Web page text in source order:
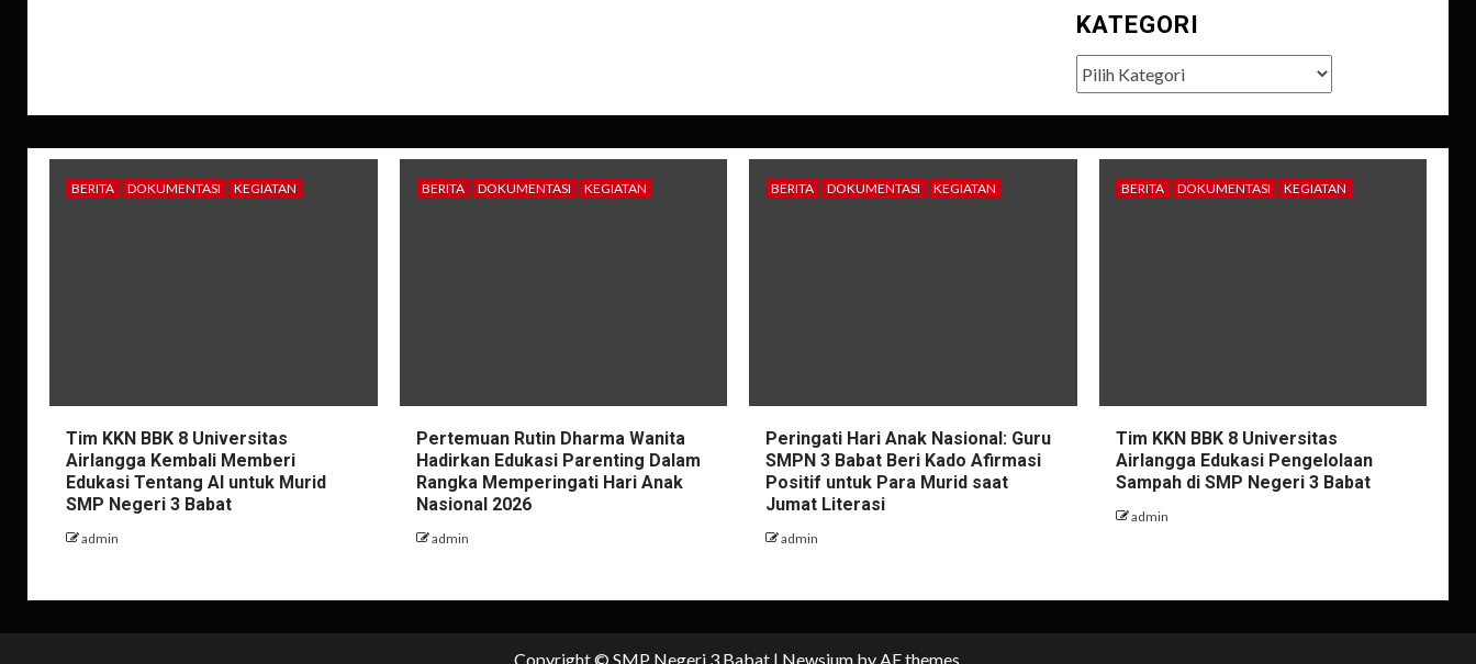
KATEGORI
Kategori
BERITA DOKUMENTASI KEGIATAN
Tim KKN BBK 8 Universitas
Airlangga Kembali Memberi
Edukasi Tentang AI untuk Murid
SMP Negeri 3 Babat
admin
BERITA DOKUMENTASI KEGIATAN
Pertemuan Rutin Dharma Wanita
Hadirkan Edukasi Parenting Dalam
Rangka Memperingati Hari Anak
Nasional 2026
admin
BERITA DOKUMENTASI KEGIATAN
Peringati Hari Anak Nasional: Guru
SMPN 3 Babat Beri Kado Afirmasi
Positif untuk Para Murid saat
Jumat Literasi
admin
BERITA DOKUMENTASI KEGIATAN
Tim KKN BBK 8 Universitas
Airlangga Edukasi Pengelolaan
Sampah di SMP Negeri 3 Babat
admin
Copyright © SMP Negeri 3 Babat | Newsiumby AF themes.